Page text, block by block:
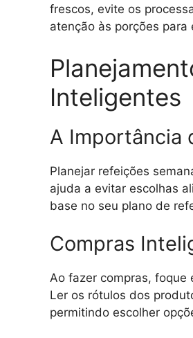
frescos, evite os
atenção às porções
Inteligentes
A Importância
Planejar refeições
ajuda a evitar escolhas
base no seu plano de
Compras
Ao fazer compras, foque
Ler os rótulos dos
permitindo escolher